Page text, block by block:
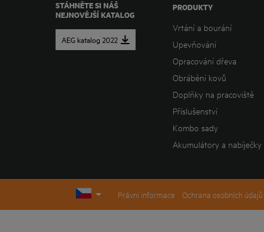
STÁHNĚTE SI NÁŠ
NEJNOVĚJŠÍ KATALOG
AEG katalog 2022
PRODUKTY
Vrtání a bourání
Upevňování
Opracování dřeva
Obrábění kovů
Doplňky na pracoviště
Příslušenství
Kombo sady
Akumulátory a nabíječky
Právní informace Ochrana osobních údajů